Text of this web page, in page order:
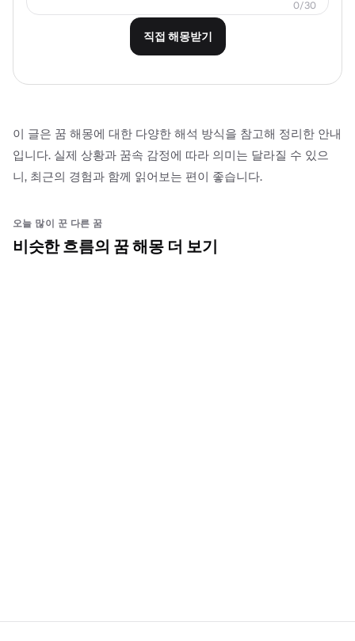
0/30
직접 해몽받기
이 글은 꿈 해몽에 대한 다양한 해석 방식을 참고해 정리한 안내
입니다. 실제 상황과 꿈속 감정에 따라 의미는 달라질 수 있으
니, 최근의 경험과 함께 읽어보는 편이 좋습니다.
오늘 많이 꾼 다른 꿈
비슷한 흐름의 꿈 해몽 더 보기